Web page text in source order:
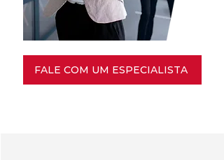
FALE COM UM ESPECIALISTA